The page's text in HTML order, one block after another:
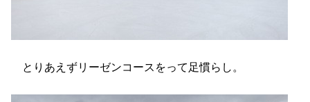
とりあえずリーゼンコースをって足慣らし。